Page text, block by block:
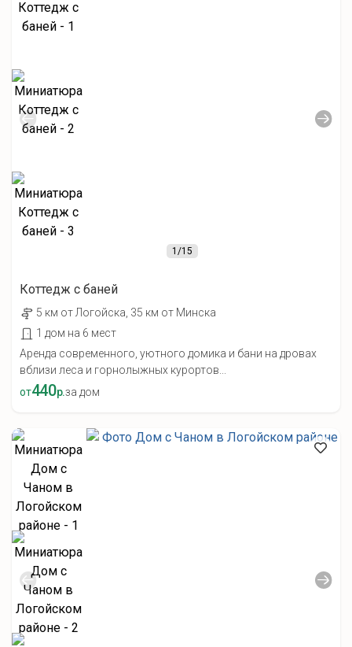
1/15
Коттедж с баней
5 км от Лoгойcка, 35 км от Минска
1 дом на 6 мест
Аренда современного, уютного домика и бани на дровах
вблизи леса и горнолыжных курортов...
от440р.за дом